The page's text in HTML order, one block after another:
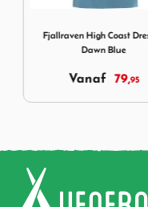
Fjallraven High Coast Dress
Dawn Blue
Vanaf79,95